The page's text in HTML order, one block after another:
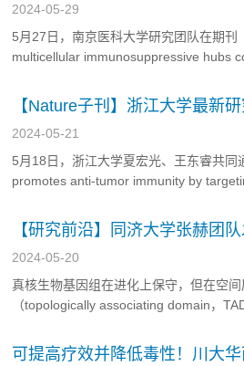
2024-05-29
5月27日，南京医科大学研究团队在期
multicellular immunosuppressive hubs
【Nature子刊】浙江大学最新
2024-05-21
5月18日，浙江大学夏宏光、王东睿共
promotes anti-tumor immunity by
【研究前沿】同济大学张赫团
式的最新研究
2024-05-20
真核生物基因组在进化上保守，但在空
（topologically associating domain，
TAD变化调控的功能基因，并深入揭示
可提高疗效并降低毒性！川大